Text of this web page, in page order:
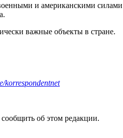
и американскими
важные объекты в стране.
korrespondentnet
об этом редакции.